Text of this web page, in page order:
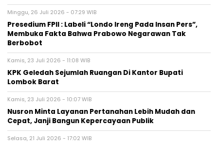
Minggu, 26 Juli 2026 - 07:29 WIB
Presedium FPII : Labeli “Londo Ireng Pada Insan Pers”,
Membuka Fakta Bahwa Prabowo Negarawan Tak
Berbobot
Kamis, 23 Juli 2026 - 11:08 WIB
KPK Geledah Sejumlah Ruangan Di Kantor Bupati
Lombok Barat
Kamis, 23 Juli 2026 - 10:07 WIB
Nusron Minta Layanan Pertanahan Lebih Mudah dan
Cepat, Janji Bangun Kepercayaan Publik
Selasa, 21 Juli 2026 - 17:02 WIB